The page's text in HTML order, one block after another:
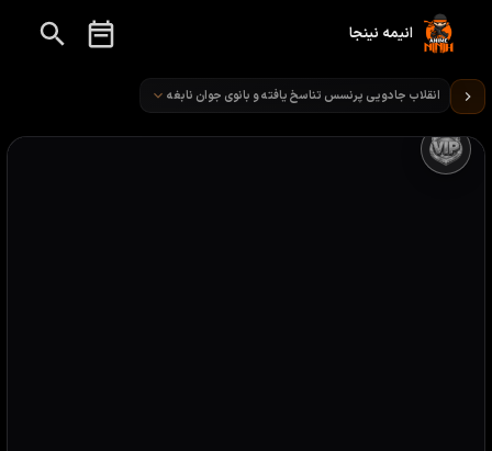
انیمه نینجا
تماشای انیمه انقلاب جادویی پرنسس تناسخ یافته و بانوی جوان نابغه قسمت 6
انقلاب جادویی پرنسس تناسخ یافته و بانوی جوان نابغه